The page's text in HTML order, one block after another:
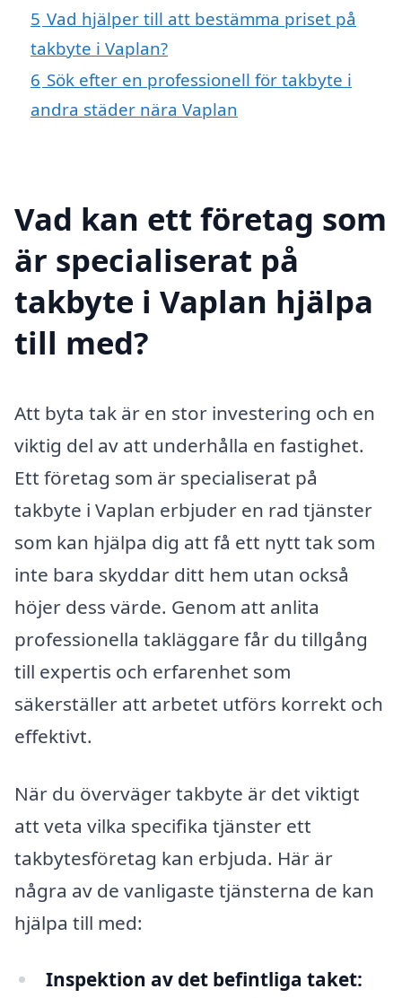
5 Vad hjälper till att bestämma priset på
takbyte i Vaplan?
6 Sök efter en professionell för takbyte i
andra städer nära Vaplan
Vad kan ett företag som
är specialiserat på
takbyte i Vaplan hjälpa
till med?
Att byta tak är en stor investering och en
viktig del av att underhålla en fastighet.
Ett företag som är specialiserat på
takbyte i Vaplan erbjuder en rad tjänster
som kan hjälpa dig att få ett nytt tak som
inte bara skyddar ditt hem utan också
höjer dess värde. Genom att anlita
professionella takläggare får du tillgång
till expertis och erfarenhet som
säkerställer att arbetet utförs korrekt och
effektivt.
När du överväger takbyte är det viktigt
att veta vilka specifika tjänster ett
takbytesföretag kan erbjuda. Här är
några av de vanligaste tjänsterna de kan
hjälpa till med:
Inspektion av det befintliga taket: